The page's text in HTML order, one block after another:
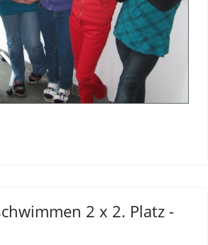
2 x 2. Platz -